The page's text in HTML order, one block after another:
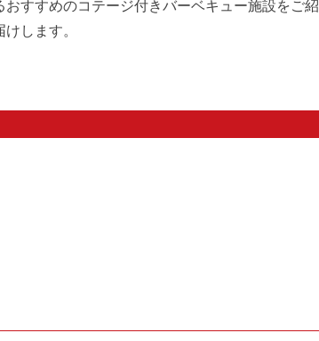
すすめのコテージ付きバーベキュー施設をご紹
します。